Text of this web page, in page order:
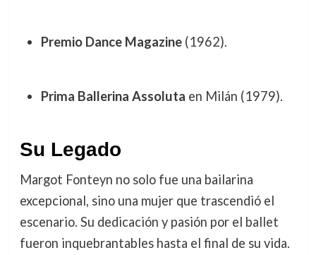
Premio Dance Magazine(1962).
Prima Ballerina Assoluta en Milán (1979).
Su Legado
Margot Fonteyn no solo fue una bailarina
excepcional, sino una mujer que trascendió el
escenario. Su dedicación y pasión por el ballet
fueron inquebrantables hasta el final de su vida.